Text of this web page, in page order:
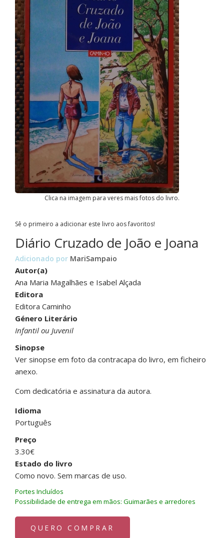
Clica na imagem para veres mais fotos do livro.
Sê o primeiro a adicionar este livro aos favoritos!
Diário Cruzado de João e Joana
Adicionado por MariSampaio
Autor(a)
Ana Maria Magalhães e Isabel Alçada
Editora
Editora Caminho
Género Literário
Infantil ou Juvenil
Sinopse
Ver sinopse em foto da contracapa do livro, em ficheiro
anexo.
Com dedicatória e assinatura da autora.
Idioma
Português
Preço
3.30€
Estado do livro
Como novo. Sem marcas de uso.
Portes Incluídos
Possibilidade de entrega em mãos: Guimarães e arredores
QUERO COMPRAR